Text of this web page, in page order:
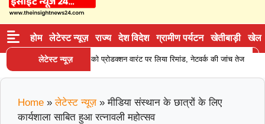
होम लेटेस्ट न्यूज़ राज्य देश विदेश ग्रामीण पर्यटन खेतीबाड़ी खेल
लेटेस्ट न्यूज़
सप्लाई करने वाले आरोपी को प्रोडक्शन वारंट पर लिया रिमांड, नेटवर्क की जांच तेज
Home » लेटेस्ट न्यूज़ »मीडिया संस्थान के छात्रों के लिए
कार्यशाला साबित हुआ रत्नावली महोत्सव